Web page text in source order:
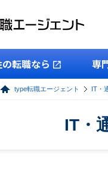
転職なら 専
type転職エージェント IT・
IT・